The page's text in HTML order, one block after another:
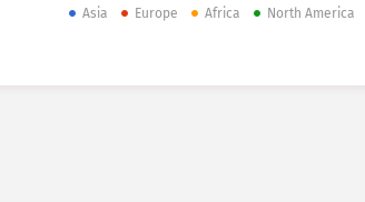
Asia Europe Africa North America